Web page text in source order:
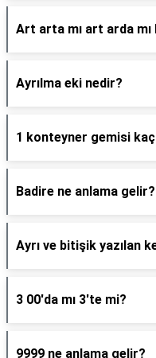
Art arta mı art arda
Ayrılma eki nedir?
1 konteyner gemisi
Badire ne anlama gelir?
Ayrı ve bitişik yazılan
3 00'da mı 3'te mi?
9999 ne anlama gelir?